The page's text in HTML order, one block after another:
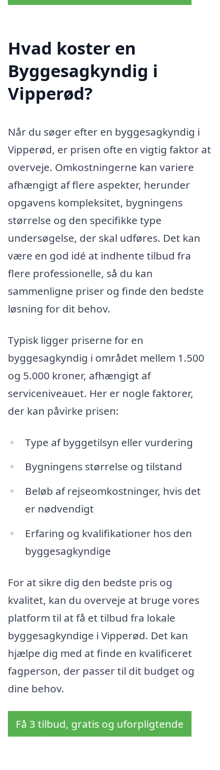
Hvad koster en
Byggesagkyndig i
Vipperød?
Når du søger efter en byggesagkyndig i
Vipperød, er prisen ofte en vigtig faktor at
overveje. Omkostningerne kan variere
afhængigt af flere aspekter, herunder
opgavens kompleksitet, bygningens
størrelse og den specifikke type
undersøgelse, der skal udføres. Det kan
være en god idé at indhente tilbud fra
flere professionelle, så du kan
sammenligne priser og finde den bedste
løsning for dit behov.
Typisk ligger priserne for en
byggesagkyndig i området mellem 1.500
og 5.000 kroner, afhængigt af
serviceniveauet. Her er nogle faktorer,
der kan påvirke prisen:
Type af byggetilsyn eller vurdering
Bygningens størrelse og tilstand
Beløb af rejseomkostninger, hvis det
er nødvendigt
Erfaring og kvalifikationer hos den
byggesagkyndige
For at sikre dig den bedste pris og
kvalitet, kan du overveje at bruge vores
platform til at få et tilbud fra lokale
byggesagkyndige i Vipperød. Det kan
hjælpe dig med at finde en kvalificeret
fagperson, der passer til dit budget og
dine behov.
Få 3 tilbud, gratis og uforpligtende